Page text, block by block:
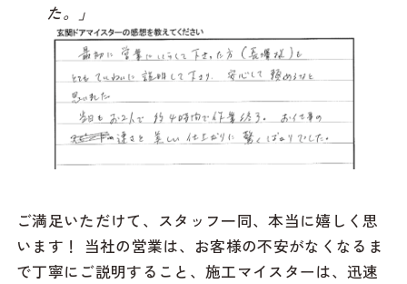
た。」
ご満足いただけて、スタッフ一同、本当に嬉しく思
います！ 当社の営業は、お客様の不安がなくなるま
で丁寧にご説明すること、施工マイスターは、迅速